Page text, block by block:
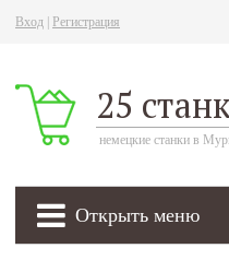
Вход Регистрация
25
немецкие станки в
Открыть меню